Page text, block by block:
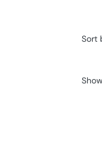
Sort
Show